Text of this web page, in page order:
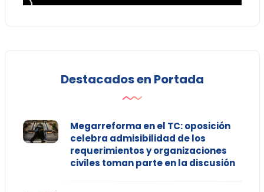
Destacados en Portada
Megarreforma en el TC: oposición
celebra admisibilidad de los
requerimientos y organizaciones
civiles toman parte en la discusión